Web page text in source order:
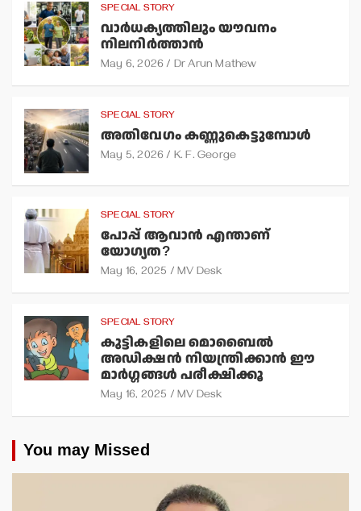
SPECIAL STORY
വാര്‍ധക്യത്തിലും യൗവനം
നിലനിര്‍ത്താന്‍
May 6, 2026 Dr Arun Mathew
SPECIAL STORY
അതിവേഗം കണ്ണുകെട്ടുമ്പോള്‍
May 5, 2026 K. F. George
SPECIAL STORY
പോപ്പ് ആവാന്‍ എന്താണ്
യോഗ്യത?
May 16, 2025 MV Desk
SPECIAL STORY
കുട്ടികളിലെ മൊബൈല്‍
അഡിക്ഷന്‍ നിയന്ത്രിക്കാന്‍ ഈ
മാര്‍ഗ്ഗങ്ങള്‍ പരീക്ഷിക്കൂ
May 16, 2025 MV Desk
You may Missed